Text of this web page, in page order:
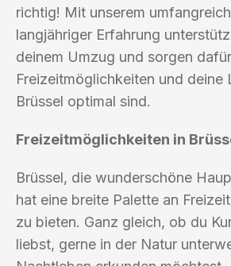
richtig! Mit unserem
langjähriger Erfahrung
deinem Umzug und sorgen
Freizeitmöglichkeiten und deine
Brüssel optimal sind.
Freizeitmöglichkeiten in
Brüssel, die wunderschöne
hat eine breite Palette an
zu bieten. Ganz gleich, ob du
liebst, gerne in der Natur